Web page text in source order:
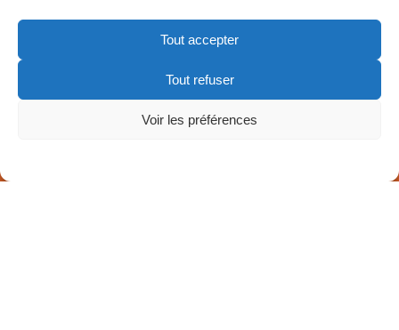
Tout accepter
Tout refuser
Voir les préférences